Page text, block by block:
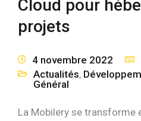
Cloud pour
projets
4 novembre 2022
Actualités,
Général
La Mobilery se transforme